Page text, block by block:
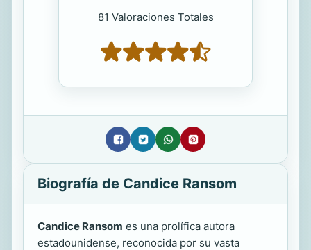
81 Valoraciones Totales
Biografía de Candice Ransom
Candice Ransom es una prolífica autora
estadounidense, reconocida por su vasta